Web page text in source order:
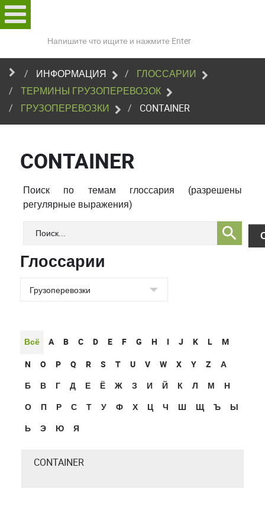
сайту
ИНФОРМАЦИЯ
ГЛОССАРИИ
ТЕРМИНЫ ГРУЗОПЕРЕВОЗОК
ГРУЗОПЕРЕВОЗКИ
CONTAINER
CONTAINER
Поиск по темам глоссария (разрешены
регулярные выражения)
Глоссарии
Всё A B C D E F G H I J K L
M
N
O P Q R S T U V W X Y Z
А
Б
В Г Д Е Ё Ж З И Й К Л М
Н
О
П Р С Т У Ф Х Ц Ч Ш Щ Ъ
Ы
Ь
Э Ю Я
CONTAINER